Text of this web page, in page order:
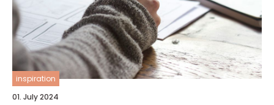
inspiration
01. July 2024